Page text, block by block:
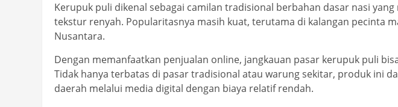
Kerupuk puli dikenal sebagai camilan tradisional berbahan dasar nasi
tekstur renyah. Popularitasnya masih kuat, terutama di kalangan pecinta
Nusantara.
Dengan memanfaatkan penjualan online, jangkauan pasar kerupuk puli
Tidak hanya terbatas di pasar tradisional atau warung sekitar, produk ini
daerah melalui media digital dengan biaya relatif rendah.